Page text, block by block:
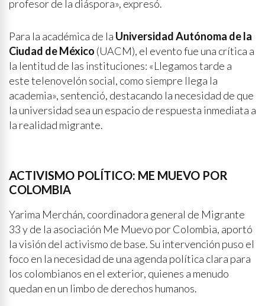
profesor de la diáspora», expresó.
Para la académica de la Universidad Autónoma de la
Ciudad de México (UACM), el evento fue una crítica a
la lentitud de las instituciones: «Llegamos tarde a
este telenovelón social, como siempre llega la
academia», sentenció, destacando la necesidad de que
la universidad sea un espacio de respuesta inmediata a
la realidad migrante.
ACTIVISMO POLÍTICO: ME MUEVO POR
COLOMBIA
Yarima Merchán, coordinadora general de Migrante
33 y de la asociación Me Muevo por Colombia, aportó
la visión del activismo de base. Su intervención puso el
foco en la necesidad de una agenda política clara para
los colombianos en el exterior, quienes a menudo
quedan en un limbo de derechos humanos.